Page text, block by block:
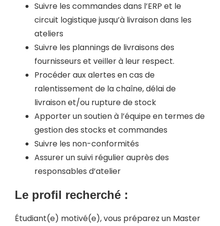
Suivre les commandes dans l’ERP et le
circuit logistique jusqu’à livraison dans les
ateliers
Suivre les plannings de livraisons des
fournisseurs et veiller à leur respect.
Procéder aux alertes en cas de
ralentissement de la chaîne, délai de
livraison et/ou rupture de stock
Apporter un soutien à l’équipe en termes de
gestion des stocks et commandes
Suivre les non-conformités
Assurer un suivi régulier auprès des
responsables d’atelier
Le profil recherché :
Étudiant(e) motivé(e), vous préparez un Master